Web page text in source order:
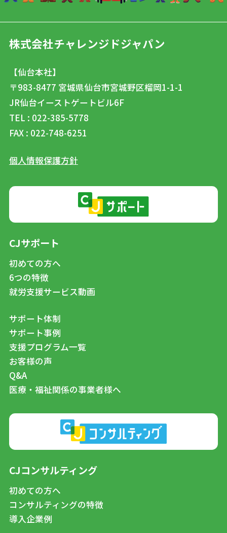
株式会社チャレンジドジャパン
【仙台本社】
〒983-8477 宮城県仙台市宮城野区榴岡1-1-1
JR仙台イーストゲートビル6F
TEL : 022-385-5778
FAX : 022-748-6251
個人情報保護方針
CJサポート
初めての方へ
6つの特徴
就労支援サービス動画
サポート体制
サポート事例
支援プログラム一覧
お客様の声
Q&A
医療・福祉関係の事業者様へ
CJコンサルティング
初めての方へ
コンサルティングの特徴
導入企業例